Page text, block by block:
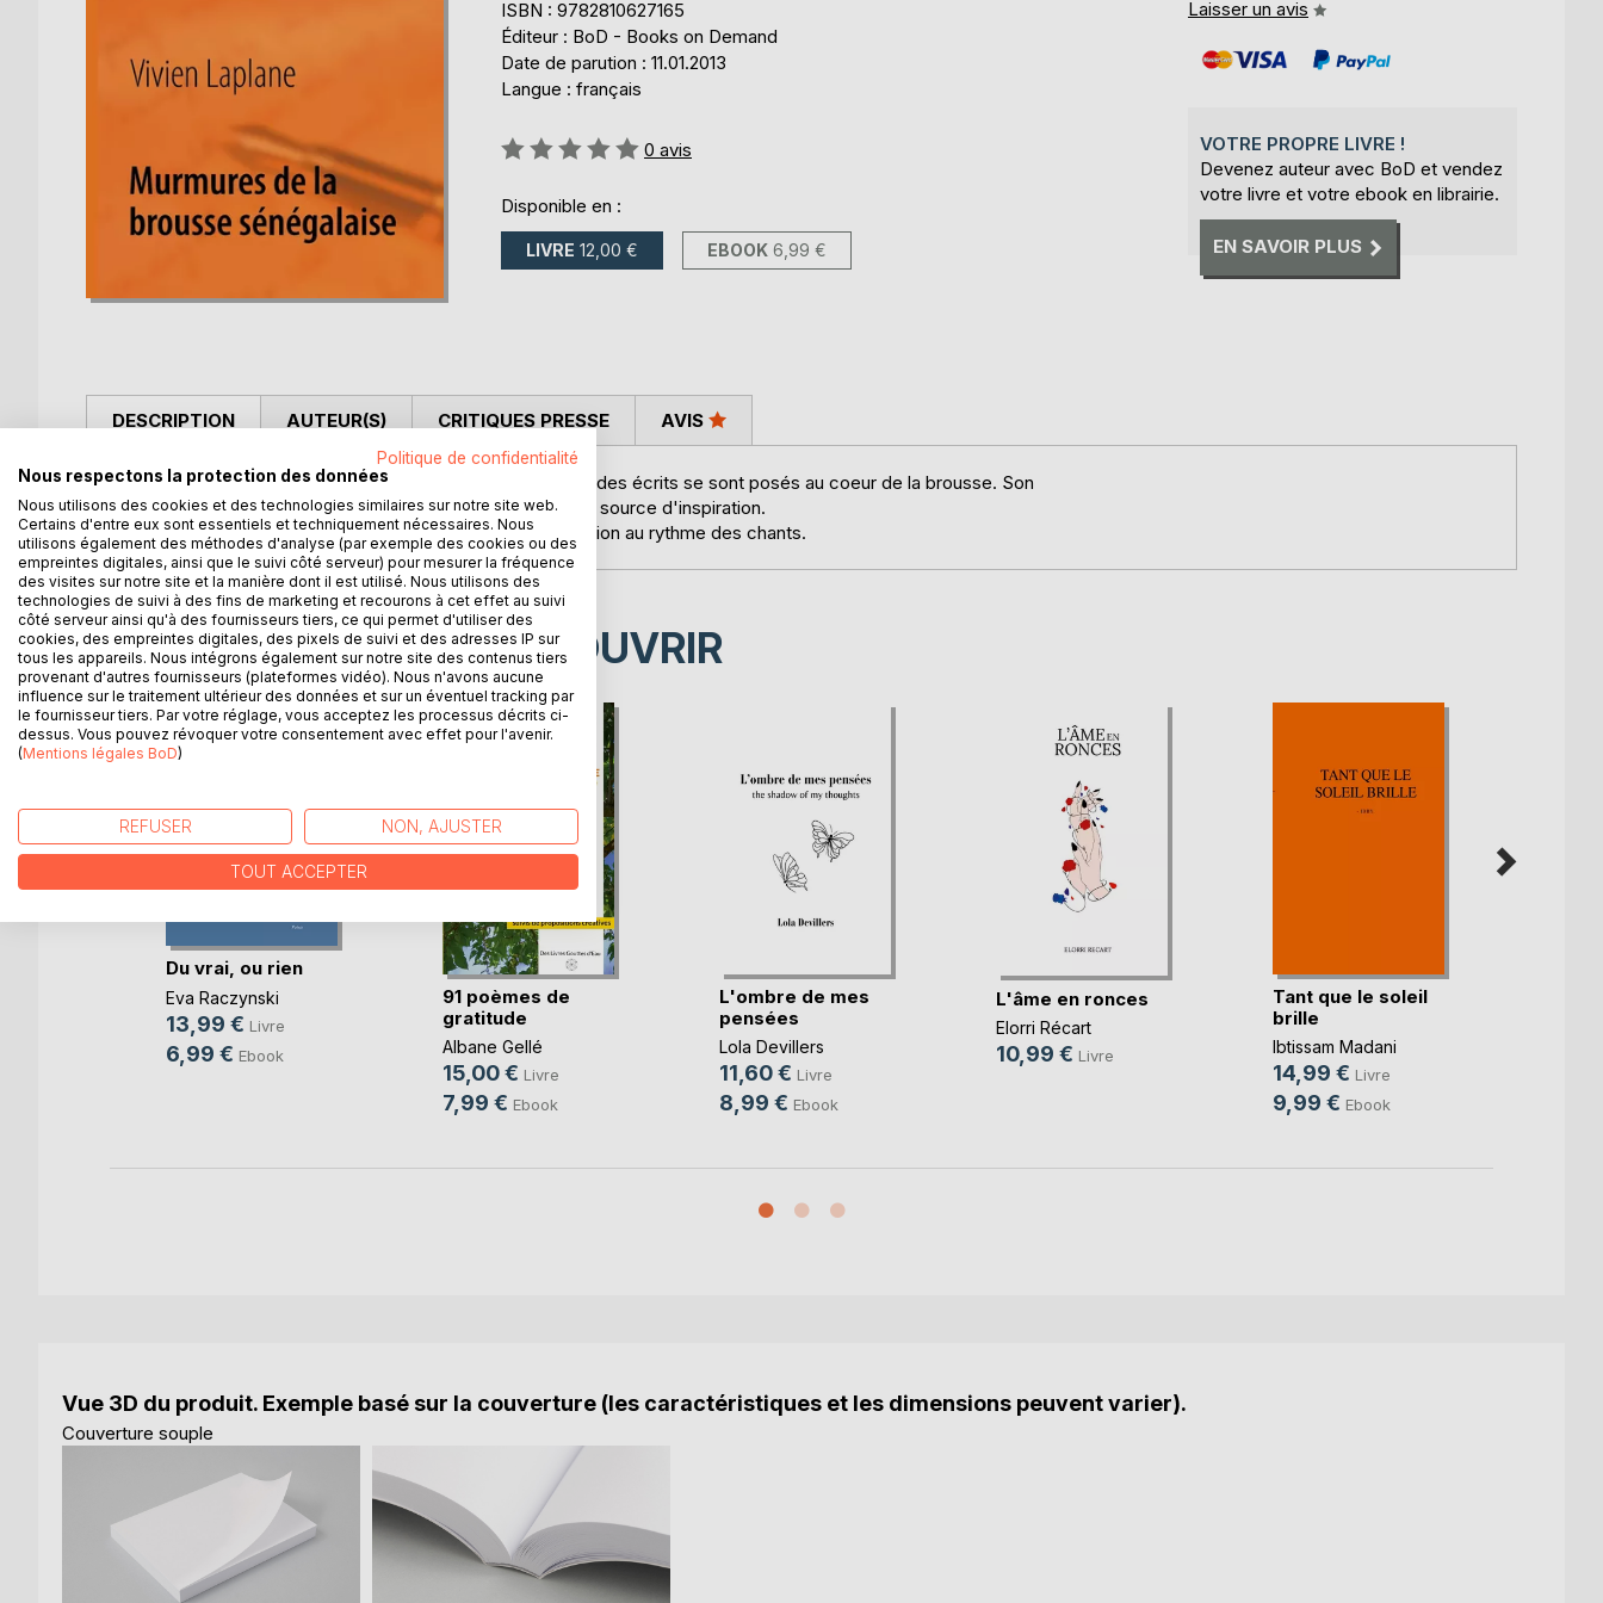
ISBN : 9782810627165
Éditeur : BoD - Books on Demand
Date de parution : 11.01.2013
Langue : français
Évaluation:
0 avis
Disponible en :
LIVRE 12,00 € EBOOK 6,99 €
Laisser un avis
VOTRE PROPRE LIVRE !
Devenez auteur avec BoD et vendez
votre livre et votre ebook en librairie.
EN SAVOIR PLUS
DESCRIPTION
Lors d'une année de volontariat au Sénégal (2006-2007), des écrits se sont posés au coeur de la brousse. Son
activité de bibliothécaire dans un collège était pour lui une source d'inspiration.
Il relate la vie quotidienne ou laisse échapper son imagination au rythme des chants.
AUTEUR(S) CRITIQUES PRESSE AVIS
D’AUTRES TITRES À DÉCOUVRIR
Du vrai, ou rien
Eva Raczynski
13,99 € Livre
6,99 € Ebook
91 poèmes de
gratitude
Albane Gellé
15,00 € Livre
7,99 € Ebook
L'ombre de mes
pensées
Lola Devillers
11,60 € Livre
8,99 € Ebook
L'âme en ronces
Elorri Récart
10,99 € Livre
Tant que le soleil
brille
Ibtissam Madani
14,99 € Livre
9,99 € Ebook
Vue 3D du produit. Exemple basé sur la couverture (les caractéristiques et les dimensions peuvent varier).
Couverture souple
Politique de confidentialité
Nous respectons la protection des données
Nous utilisons des cookies et des technologies similaires sur notre site web.
Certains d'entre eux sont essentiels et techniquement nécessaires. Nous
utilisons également des méthodes d'analyse (par exemple des cookies ou des
empreintes digitales, ainsi que le suivi côté serveur) pour mesurer la fréquence
des visites sur notre site et la manière dont il est utilisé. Nous utilisons des
technologies de suivi à des fins de marketing et recourons à cet effet au suivi
côté serveur ainsi qu'à des fournisseurs tiers, ce qui permet d'utiliser des
cookies, des empreintes digitales, des pixels de suivi et des adresses IP sur
tous les appareils. Nous intégrons également sur notre site des contenus tiers
provenant d'autres fournisseurs (plateformes vidéo). Nous n'avons aucune
influence sur le traitement ultérieur des données et sur un éventuel tracking par
le fournisseur tiers. Par votre réglage, vous acceptez les processus décrits ci-
dessus. Vous pouvez révoquer votre consentement avec effet pour l'avenir.
(Mentions légales BoD)
REFUSER NON, AJUSTER
TOUT ACCEPTER